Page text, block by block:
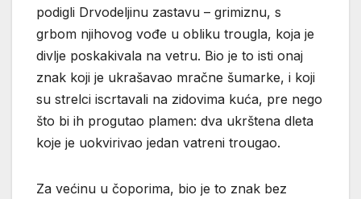
podigli Drvodeljinu zastavu – grimiznu, s
grbom njihovog vođe u obliku trougla, koja je
divlje poskakivala na vetru. Bio je to isti onaj
znak koji je ukrašavao mračne šumarke, i koji
su strelci iscrtavali na zidovima kuća, pre nego
što bi ih progutao plamen: dva ukrštena dleta
koje je uokvirivao jedan vatreni trougao.
Za većinu u čoporima, bio je to znak bez